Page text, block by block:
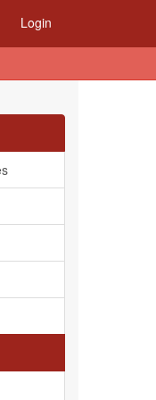
Login